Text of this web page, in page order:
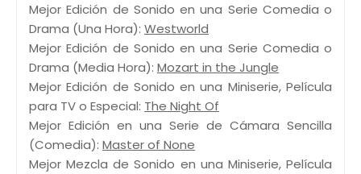
Mejor Edición de Sonido en una Serie Comedia o
Drama (Una Hora): Westworld
Mejor Edición de Sonido en una Serie Comedia o
Drama (Media Hora): Mozart in the Jungle
Mejor Edición de Sonido en una Miniserie, Película
para TV o Especial: The Night Of
Mejor Edición en una Serie de Cámara Sencilla
(Comedia): Master of None
Mejor Mezcla de Sonido en una Miniserie, Película